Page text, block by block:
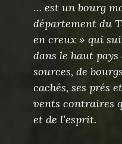
… est un bourg
département du
en creux » qui
dans le haut
sources, de
cachés, ses prés
vents contraires
et de l’esprit.